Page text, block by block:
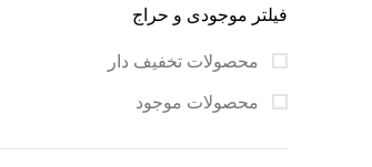
فیلتر موجودی و حراج
محصولات تخفیف دار
محصولات موجود